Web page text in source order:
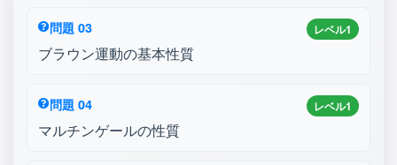
レベル1
問題 03
ブラウン運動の基本性質
レベル1
問題 04
マルチンゲールの性質